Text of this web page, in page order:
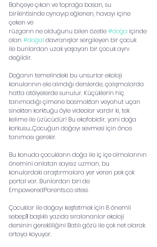
Bahçeye çıkan ve toprağa basan, su
birikintisinde oynayıp eğlenen, havayı içine
çeken ve
rüzgarın ne olduğunu bilen özetle #doğa içinde
olan #doğal davranışlar sergileyen bir çocuk
ile bunlardan uzak yaşayan bir çocuk aynı
değildir.
Doğanın temelindeki bu unsurlar ekoloji
konularının ele alındığı derslerde, çalışmalarda
hatta atölyelerde sunulur. Küçüklerin hiç
tanımadığı çimene basmaktan veyahut uçan
sinekten korktuğu öyle videolar vardır ki, tek
kelime ile üzücüdür! Bu ekofobidir, yani doğa
korkusu…Çocuğun doğayı sevmesi için önce
tanıması gerekir.
Bu konuda çocukların doğa ile iç içe olmalarının
önemini anlatan sayısız uzman, bu
konulardaki araştırmalara yer veren pek çok
portal var. Bunlardan biri de
EmpoweredParents.co sitesi.
Çocuklar ile doğayı keşfetmek için 8 önemli
sebep1 başlıklı yazıda sıralananlar ekoloji
dersinin gerekliliğini Batılı gözü ile çok net olarak
ortaya koyuyor.